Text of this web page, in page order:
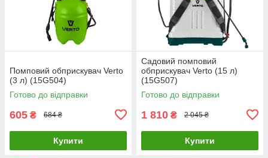
Помповий обприскувач Verto
(3 л) (15G504)
Готово до відправки
605 ₴ 684 ₴
Купити
Садовий помповий
обприскувач Verto (15 л)
(15G507)
Готово до відправки
1 810 ₴ 2 045 ₴
Купити